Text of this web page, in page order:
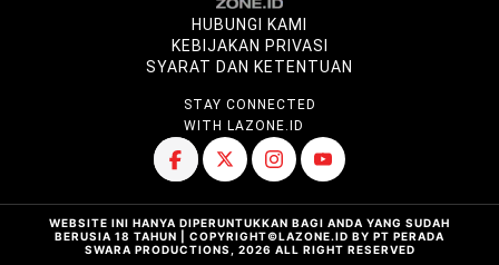
HUBUNGI KAMI
KEBIJAKAN PRIVASI
SYARAT DAN KETENTUAN
STAY CONNECTED
WITH LAZONE.ID
WEBSITE INI HANYA DIPERUNTUKKAN BAGI ANDA YANG SUDAH
BERUSIA 18 TAHUN | COPYRIGHT©LAZONE.ID BY PT PERADA
SWARA PRODUCTIONS, 2026 ALL RIGHT RESERVED